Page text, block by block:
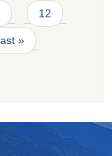
12
»